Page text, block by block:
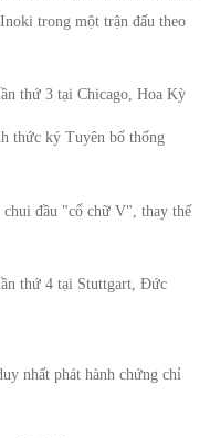
trong một trận đấu theo
thứ 3 tại Chicago, Hoa Kỳ
thức ký Tuyên bố thống
đầu "cổ chữ V", thay thế
thứ 4 tại Stuttgart, Đức
nhất phát hành chứng chỉ